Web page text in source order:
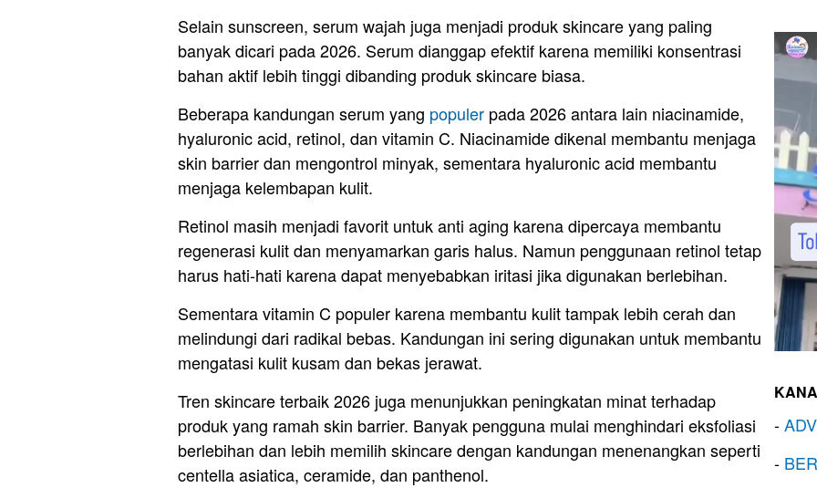
Selain sunscreen, serum wajah juga menjadi produk skincare yang paling
banyak dicari pada 2026. Serum dianggap efektif karena memiliki konsentrasi
bahan aktif lebih tinggi dibanding produk skincare biasa.
Beberapa kandungan serum yang populer pada 2026 antara lain niacinamide,
hyaluronic acid, retinol, dan vitamin C. Niacinamide dikenal membantu menjaga
skin barrier dan mengontrol minyak, sementara hyaluronic acid membantu
menjaga kelembapan kulit.
Retinol masih menjadi favorit untuk anti aging karena dipercaya membantu
regenerasi kulit dan menyamarkan garis halus. Namun penggunaan retinol tetap
harus hati-hati karena dapat menyebabkan iritasi jika digunakan berlebihan.
Sementara vitamin C populer karena membantu kulit tampak lebih cerah dan
melindungi dari radikal bebas. Kandungan ini sering digunakan untuk membantu
mengatasi kulit kusam dan bekas jerawat.
Tren skincare terbaik 2026 juga menunjukkan peningkatan minat terhadap
produk yang ramah skin barrier. Banyak pengguna mulai menghindari eksfoliasi
berlebihan dan lebih memilih skincare dengan kandungan menenangkan seperti
centella asiatica, ceramide, dan panthenol.
-
-